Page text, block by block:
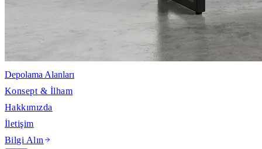
Depolama Alanları
Konsept & İlham
Hakkımızda
İletişim
Bilgi Alın